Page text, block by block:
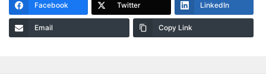
Facebook Twitter LinkedIn
Email Copy Link